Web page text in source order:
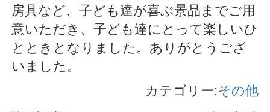
房具など、子ども達が喜ぶ景品までご用
意いただき、子ども達にとって楽しいひ
とときとなりました。ありがとうござ
いました。
カテゴリー:その他